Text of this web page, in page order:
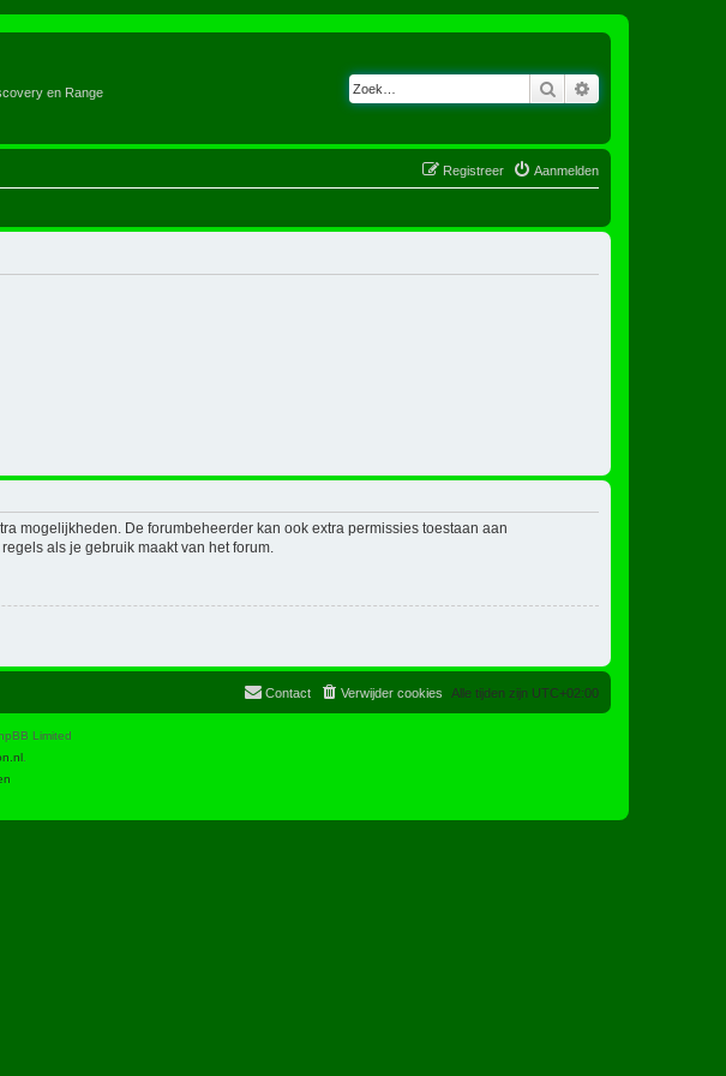
en Range
Zoek
Aanmelden
Registreer
mogelijkheden. De forumbeheerder kan ook extra permissies toestaan aan
als je gebruik maakt van het forum.
Alle tijden zijn UTC+02:00
Verwijder cookies
Contact
Limited
.